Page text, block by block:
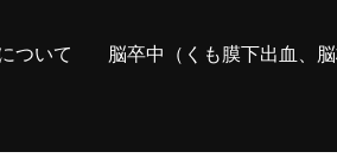
ついて 脳卒中（くも膜下出血、脳